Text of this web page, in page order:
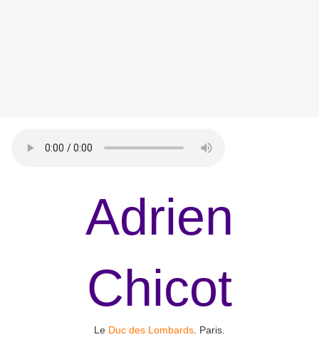
Adrien
Chicot
Le Duc des Lombards . Paris.